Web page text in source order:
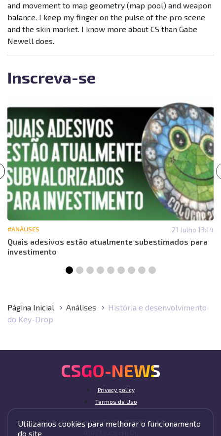
and movement to map geometry (map pool) and weapon
balance. I keep my finger on the pulse of the pro scene
and the skin market. I know more about CS than Gabe
Newell does.
Inscreva-se
#ANÁLISES 21 Julho 13:14
Quais adesivos estão atualmente subestimados para
investimento
Página Inicial Análises
História e desenvolvimento
do Key-Drop
CSGO-NEWS
Privacy policy
Termos de Uso
Operated by BLOOM DIRECT LLC
Utilizamos cookies para melhorar o funcionamento
do site